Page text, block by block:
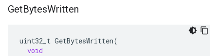
GetBytesWritten
uint32_t GetBytesWritten(
void